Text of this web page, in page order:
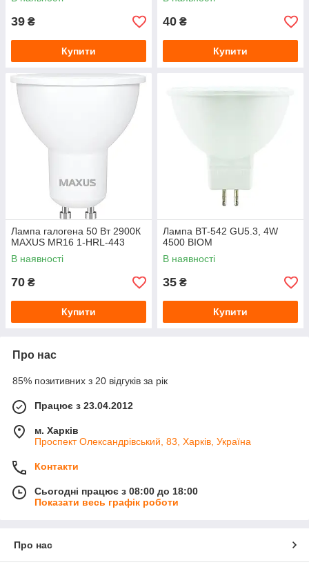
39 ₴
Купити
40 ₴
Купити
Лампа галогена 50 Вт 2900К
MAXUS MR16 1-HRL-443
В наявності
70 ₴
Купити
Лампа BT-542 GU5.3, 4W
4500 BIOM
В наявності
35 ₴
Купити
Про нас
85% позитивних з 20 відгуків за рік
Працює з 23.04.2012
м. Харків
Проспект Олександрівський, 83, Харків, Україна
Контакти
Сьогодні працює з 08:00 до 18:00
Показати весь графік роботи
Про нас